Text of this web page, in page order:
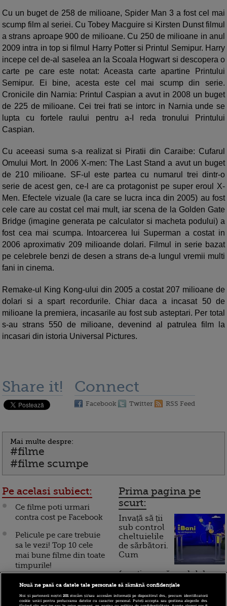
Cu un buget de 258 de milioane, Spider Man 3 a fost cel mai
scump film al seriei. Cu Tobey Macguire si Kirsten Dunst filmul
a strans aproape 900 de milioane. Cu 250 de milioane in anul
2009 intra in top si filmul Harry Potter si Printul Semipur. Harry
incepe cel de-al saselea an la Scoala Hogwart si descopera o
carte pe care este notat: Aceasta carte apartine Printului
Semipur. Ei bine, acesta este cel mai scump din serie.
Cronicile din Narnia: Printul Caspian a avut in 2008 un buget
de 225 de milioane. Cei trei frati se intorc in Narnia unde se
lupta cu fortele raului pentru a-I reda tronului Printului
Caspian.
Cu aceeasi suma s-a realizat si Piratii din Caraibe: Cufarul
Omului Mort. In 2006 X-men: The Last Stand a avut un buget
de 210 milioane. SF-ul este partea cu numarul trei dintr-o
serie de acest gen, ce-l are ca protagonist pe super eroul X-
Men. Efectele vizuale (la care se lucra inca din 2005) au fost
cele care au costat cel mai mult, iar scena de la Golden Gate
Bridge (imagine generata pe calculator si macheta podului) a
fost cea mai scumpa. Intoarcerea lui Superman a costat in
2006 aproximativ 209 milioande dolari. Filmul in serie bazat
pe celebrele benzi de desen a strans de-a lungul vremii multi
fani in cinema.
Remake-ul King Kong-ului din 2005 a costat 207 milioane de
dolari si a spart recordurile. Chiar daca a incasat 50 de
milioane la premiera, incasarile au fost sub asteptari. Per total
s-au strans 550 de milioane, devenind al patrulea film la
incasari din istoria Universal Pictures.
Share it! Connect
Facebook Twitter RSS Feed
Mai multe despre:
#filme
#filme scumpe
Pe acelasi subiect:
Ce filme poti urmari
contra cost pe Facebook
Pelicule pe care trebuie
sa le vezi! Top 10 cele
mai bune filme din toate
timpurile!
Samsung va oferi filme
3D via Internet din
toamna
Prima pagina pe
scurt:
Invață să ții
sub control
cheltuielile
de sărbători.
Cum
funcționează cardul de
cumpărături
Nouă ne pasă ca datele tale personale să rămână confidențiale
Noi și partenerii noștri201stocăm și/sau accesăm informații pe dispozitivul dvs., precum identificatorii
cookie unici pentru prelucrarea datelor cu caracter personal. Puteți accepta sau gestiona alegerile dvs.